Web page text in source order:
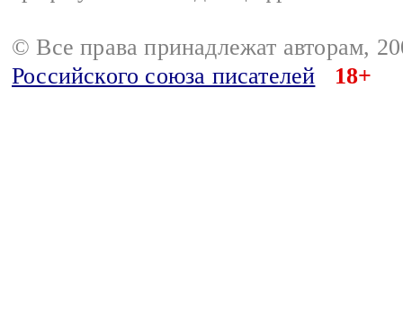
© Все права принадлежат авторам,
Российского союза писателей
18+